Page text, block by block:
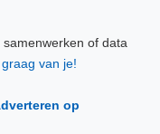
of data
van je!
op